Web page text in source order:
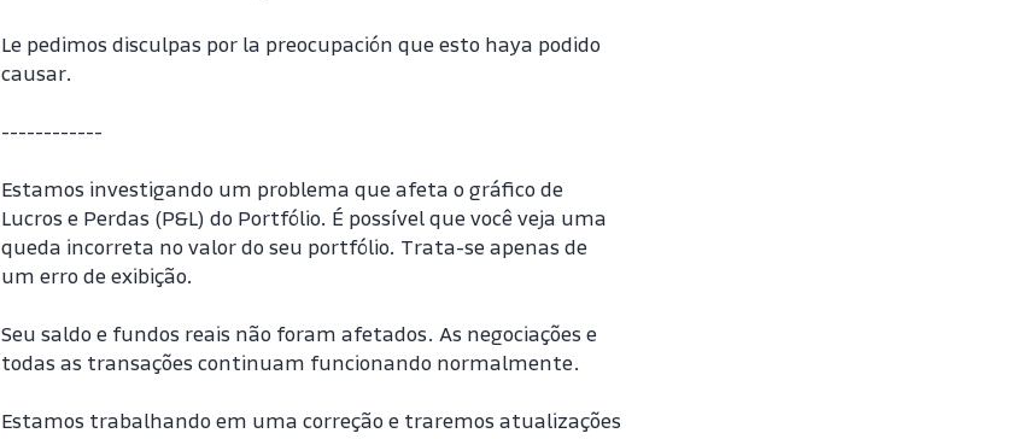
Le pedimos disculpas por la preocupación que esto haya podido
causar.
------------
Estamos investigando um problema que afeta o gráfico de
Lucros e Perdas (P&L) do Portfólio. É possível que você veja uma
queda incorreta no valor do seu portfólio. Trata-se apenas de
um erro de exibição.
Seu saldo e fundos reais não foram afetados. As negociações e
todas as transações continuam funcionando normalmente.
Estamos trabalhando em uma correção e traremos atualizações